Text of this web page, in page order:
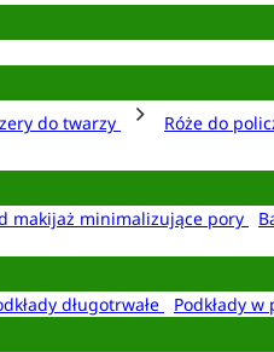
do twarzy Róże do
makijaż minimalizujące pory
długotrwałe
Podkłady